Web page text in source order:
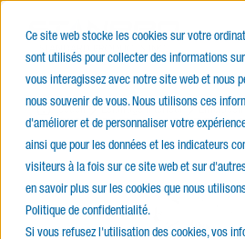
Ce site web stocke les cookies sur votre
sont utilisés pour collecter des informations
vous interagissez avec notre site web et nous
nous souvenir de vous. Nous utilisons ces
d'améliorer et de personnaliser votre
ainsi que pour les données et les indicateurs
visiteurs à la fois sur ce site web et sur
en savoir plus sur les cookies que nous
Politique de confidentialité.
Si vous refusez l'utilisation des cookies, vos
Accueil Éclairage intérieur
CDHF1 - PROJECTEURS POUR